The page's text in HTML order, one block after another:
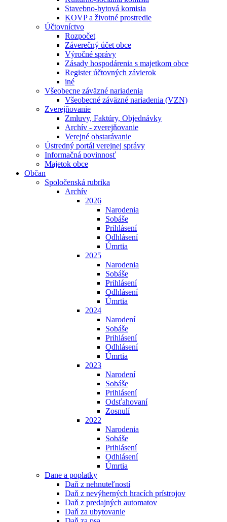
Stavebno-bytová komisia
KOVP a životné prostredie
Účtovníctvo
Rozpočet
Záverečný účet obce
Výročné správy
Zásady hospodárenia s majetkom obce
Register účtovných závierok
iné
Všeobecne záväzné nariadenia
Všeobecné záväzné nariadenia (VZN)
Zverejňovanie
Zmluvy, Faktúry, Objednávky
Archív - zverejňovanie
Verejné obstarávanie
Ústredný portál verejnej správy
Informačná povinnosť
Majetok obce
Občan
Spoločenská rubrika
Archív
2026
Narodenia
Sobáše
Prihlásení
Odhlásení
Úmrtia
2025
Narodenia
Sobáše
Prihlásení
Odhlásení
Úmrtia
2024
Narodení
Sobáše
Prihlásení
Odhlásení
Úmrtia
2023
Narodení
Sobáše
Prihlásení
Odsťahovaní
Zosnulí
2022
Narodenia
Sobáše
Prihlásení
Odhlásení
Úmrtia
Dane a poplatky
Daň z nehnuteľností
Daň z nevýherných hracích prístrojov
Daň z predajných automatov
Daň za ubytovanie